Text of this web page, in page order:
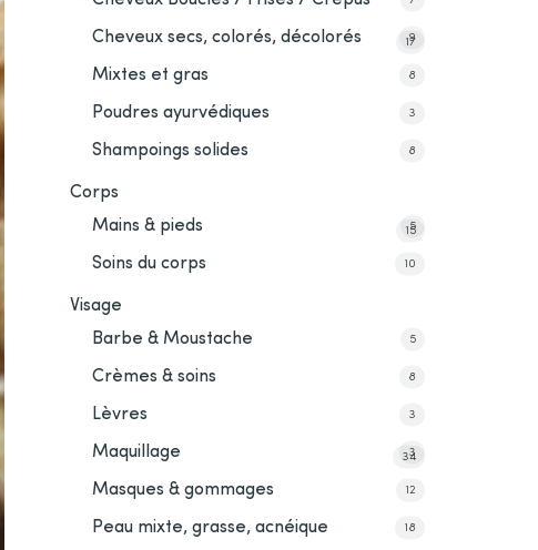
17
Cheveux secs, colorés, décolorés 9
Mixtes et gras 8
Poudres ayurvédiques 3
Shampoings solides 8
Corps
15
Mains & pieds 5
Soins du corps 10
Visage
34
Barbe & Moustache 5
Crèmes & soins 8
Lèvres 3
Maquillage 3
Masques & gommages 12
Peau mixte, grasse, acnéique 18